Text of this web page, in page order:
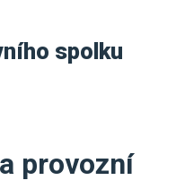
spolku
provozní